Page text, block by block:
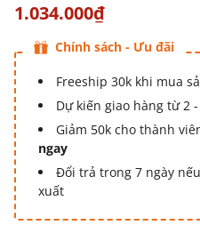
1.034.000₫
Chính sách - Ưu đãi
Freeship 30k khi mua
Dự kiến giao hàng từ 2
Giảm 50k cho thành
ngay
Đổi trả trong 7 ngày
xuất